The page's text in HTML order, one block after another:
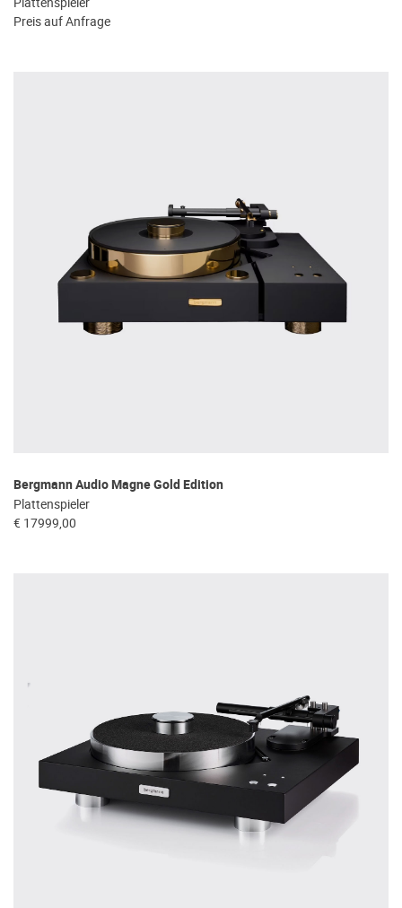
Preis auf Anfrage
Bergmann Audio Magne Gold Edition
Plattenspieler
€ 17999,00